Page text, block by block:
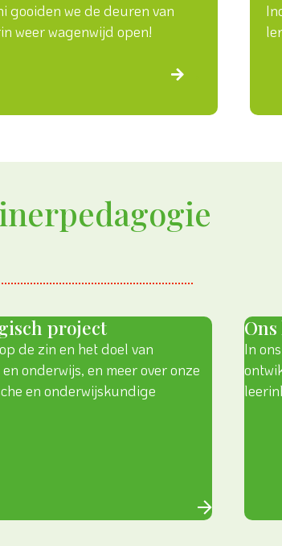
gooiden we de deuren van
weer wagenwijd open!
project
de zin en het doel van
onderwijs, en meer over onze
en onderwijskundige
In